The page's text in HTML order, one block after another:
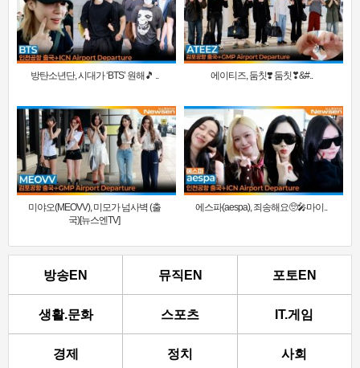
방탄소년단, 시대가 ‘BTS’ 원해🎵 .. 에이티즈, 둠칫❣️ 둠칫❣&#..
미야오(MEOVV), 미모가 넘사벽 (출
국)[뉴스엔TV]
에스파(aespa), 죄송해요🥺🎤마이..
방송EN 뮤직EN 포토EN
생활.문화 스포츠 IT.게임
경제 정치 사회